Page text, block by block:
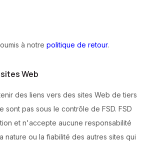
à notre politique de retour.
Web
des liens vers des sites Web de tiers
sont pas sous le contrôle de FSD. FSD
et n'accepte aucune responsabilité
nature ou la fiabilité des autres sites qui